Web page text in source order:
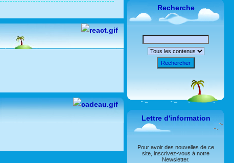
Recherche
Rechercher
Lettre d'information
Pour avoir des nouvelles de ce
site, inscrivez-vous à notre
Newsletter.